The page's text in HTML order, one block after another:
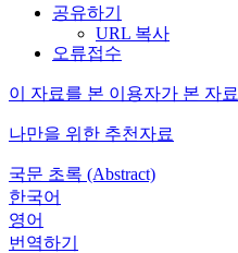
공유하기
URL 복사
오류접수
이 자료를 본 이용자가 본 자료
나만을 위한 추천자료
국문 초록 (Abstract)
한국어
영어
번역하기